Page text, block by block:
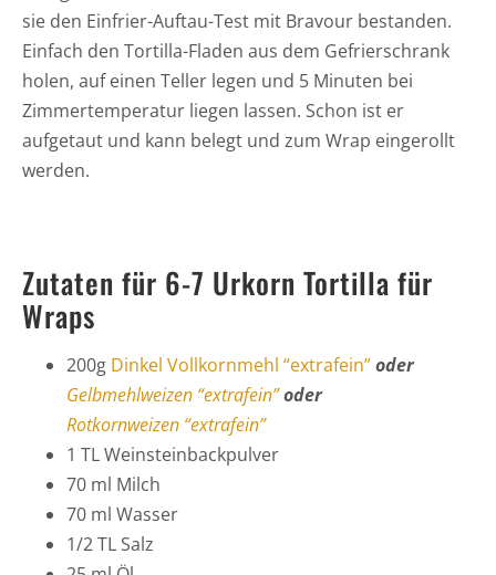
sie den Einfrier-Auftau-Test mit Bravour bestanden.
Einfach den Tortilla-Fladen aus dem Gefrierschrank
holen, auf einen Teller legen und 5 Minuten bei
Zimmertemperatur liegen lassen. Schon ist er
aufgetaut und kann belegt und zum Wrap eingerollt
werden.
Zutaten für 6-7 Urkorn Tortilla für
Wraps
200g Dinkel Vollkornmehl “extrafein”oder
Gelbmehlweizen “extrafein”oder
Rotkornweizen “extrafein”
1 TL Weinsteinbackpulver
70 ml Milch
70 ml Wasser
1/2 TL Salz